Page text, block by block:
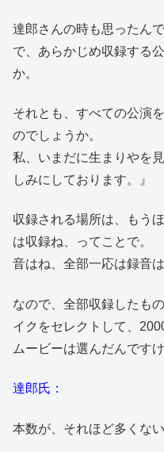
達郎さんの時も思ったん
で、あらかじめ収録する
か。
それとも、すべての公演
のでしょうか。
私、いまだに生まりやを
しみにしております。』
収録される場所は、もう
は収録ね、ってことで。
音はね、全部一応は録音
なので、全部収録したも
イクをセレクトして、
ムービーは選んだんですけ
達郎氏：
本数が、それほど多くない